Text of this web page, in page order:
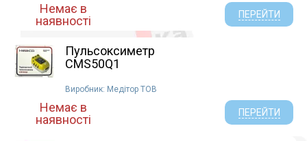
Немає в
наявності
ПЕРЕЙТИ
Пульсоксиметр
CMS50Q1
Виробник: Медітор ТОВ
Немає в
наявності
ПЕРЕЙТИ